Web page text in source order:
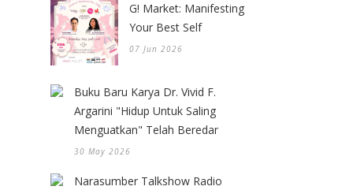
G! Market: Manifesting
Your Best Self
07 Jun 2026
Buku Baru Karya Dr. Vivid F.
Argarini "Hidup Untuk Saling
Menguatkan" Telah Beredar
30 May 2026
Narasumber Talkshow Radio